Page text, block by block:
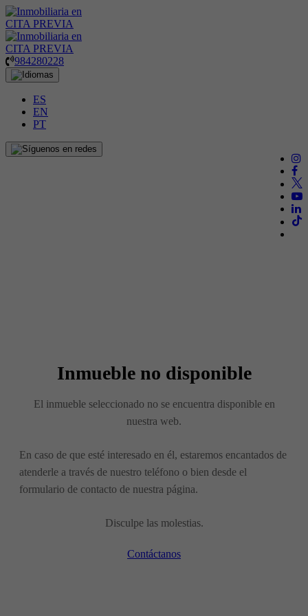
984280228
ES
EN
PT
Inmueble no disponible
El inmueble seleccionado no se encuentra disponible en
nuestra web.
En caso de que esté interesado en él, estaremos encantados de
atenderle a través de nuestro teléfono o bien desde el
formulario de contacto de nuestra página.
Disculpe las molestias.
Contáctanos